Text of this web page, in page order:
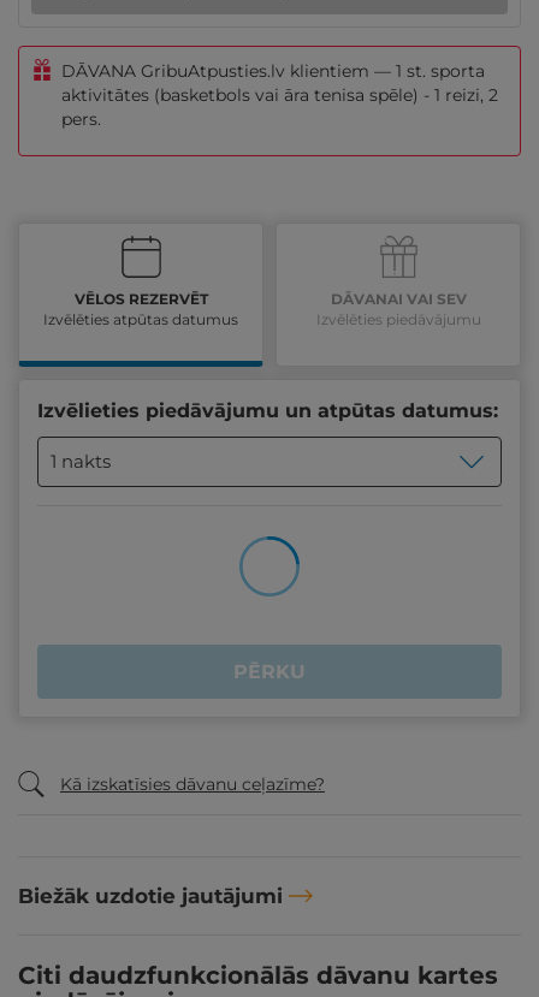
DĀVANA GribuAtpusties.lv klientiem — 1 st. sporta
aktivitātes (basketbols vai āra tenisa spēle) - 1 reizi, 2
pers.
VĒLOS REZERVĒT
Izvēlēties atpūtas datumus
DĀVANAI VAI SEV
Izvēlēties piedāvājumu
Izvēlieties piedāvājumu un atpūtas datumus:
1 nakts
PĒRKU
Kā izskatīsies dāvanu ceļazīme?
Biežāk uzdotie jautājumi
Citi daudzfunkcionālās dāvanu kartes